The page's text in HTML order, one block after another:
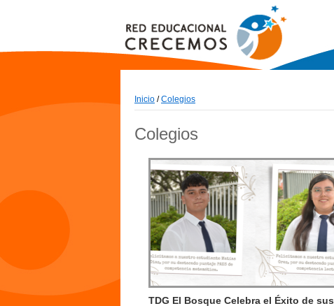
Inicio /Colegios
Colegios
TDG El Bosque Celebra el Éxito de sus